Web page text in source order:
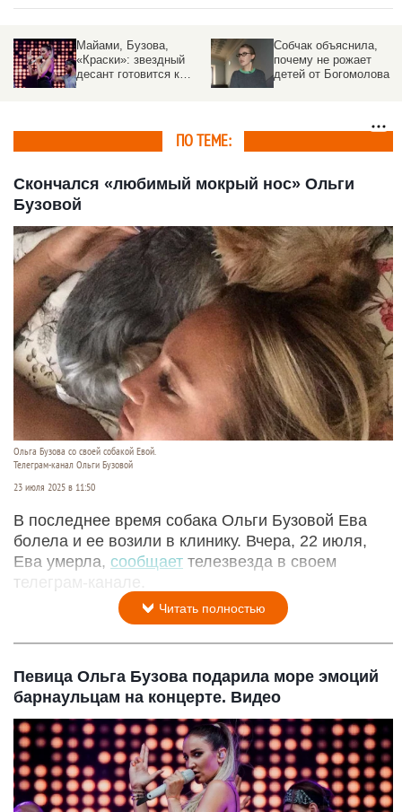
Майами, Бузова,
«Краски»: звездный
десант готовится к
Собчак объяснила,
почему не рожает
детей от Богомолова
ПО ТЕМЕ:
Скончался «любимый мокрый нос» Ольги
Бузовой
Ольга Бузова со своей собакой Евой.
Телеграм-канал Ольги Бузовой
23 июля 2025 в 11:50
В последнее время собака Ольги Бузовой Ева
болела и ее возили в клинику. Вчера, 22 июля,
Ева умерла, сообщает телезвезда в своем
телеграм-канале.
Читать полностью
Певица Ольга Бузова подарила море эмоций
барнаульцам на концерте. Видео